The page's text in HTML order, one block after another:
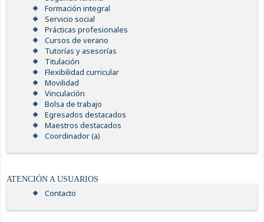
Formación integral
Servicio social
Prácticas profesionales
Cursos de verano
Tutorías y asesorías
Titulación
Flexibilidad curricular
Movilidad
Vinculación
Bolsa de trabajo
Egresados destacados
Maestros destacados
Coordinador (a)
ATENCIÓN A USUARIOS
Contacto